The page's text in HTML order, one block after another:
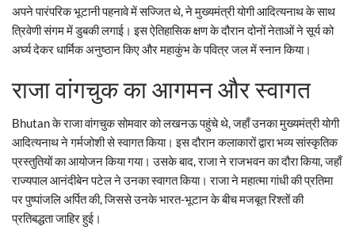
अपने पारंपरिक भूटानी पहनावे में सज्जित थे, ने मुख्यमंत्री योगी आदित्यनाथ के साथ
त्रिवेणी संगम में डुबकी लगाई। इस ऐतिहासिक क्षण के दौरान दोनों नेताओं ने सूर्य को
अर्घ्य देकर धार्मिक अनुष्ठान किए और महाकुंभ के पवित्र जल में स्नान किया।
राजा वांगचुक का आगमन और स्वागत
Bhutan के राजा वांगचुक सोमवार को लखनऊ पहुंचे थे, जहाँ उनका मुख्यमंत्री योगी
आदित्यनाथ ने गर्मजोशी से स्वागत किया। इस दौरान कलाकारों द्वारा भव्य सांस्कृतिक
प्रस्तुतियों का आयोजन किया गया। उसके बाद, राजा ने राजभवन का दौरा किया, जहाँ
राज्यपाल आनंदीबेन पटेल ने उनका स्वागत किया। राजा ने महात्मा गांधी की प्रतिमा
पर पुष्पांजलि अर्पित की, जिससे उनके भारत-भूटान के बीच मजबूत रिश्तों की
प्रतिबद्धता जाहिर हुई।